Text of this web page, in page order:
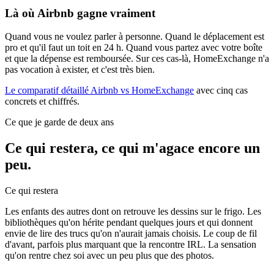
Là où Airbnb gagne vraiment
Quand vous ne voulez parler à personne. Quand le déplacement est
pro et qu'il faut un toit en 24 h. Quand vous partez avec votre boîte
et que la dépense est remboursée. Sur ces cas-là, HomeExchange n'a
pas vocation à exister, et c'est très bien.
Le comparatif détaillé Airbnb vs HomeExchange avec cinq cas
concrets et chiffrés.
Ce que je garde de deux ans
Ce qui restera, ce qui m'agace encore un
peu.
Ce qui restera
Les enfants des autres dont on retrouve les dessins sur le frigo. Les
bibliothèques qu'on hérite pendant quelques jours et qui donnent
envie de lire des trucs qu'on n'aurait jamais choisis. Le coup de fil
d'avant, parfois plus marquant que la rencontre IRL. La sensation
qu'on rentre chez soi avec un peu plus que des photos.